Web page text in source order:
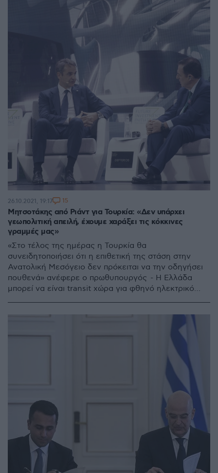
Μητσοτάκης από Ριάντ για Τουρκία: «Δεν υπάρχει
γεωπολιτική απειλή, έχουμε χαράξει τις κόκκινες
γραμμές μας»
«Στο τέλος της ημέρας η Τουρκία θα
συνειδητοποιήσει ότι η επιθετική της στάση στην
Ανατολική Μεσόγειο δεν πρόκειται να την οδηγήσει
πουθενά» ανέφερε ο πρωθυπουργός - Η Ελλάδα
μπορεί να είναι transit χώρα για φθηνό ηλεκτρικό
26.10.2021, 19:17 15